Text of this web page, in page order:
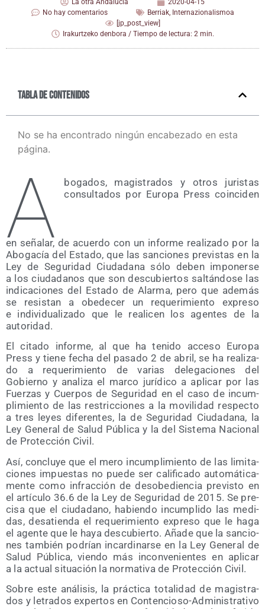
No hay comentarios
Berriak, Internazionalismoa
[jp_post_view]
Irakurtzeko denbora / Tiempo de lectura: 2 min.
Tabla de contenidos
No se ha encontrado ningún encabezado en esta
página.
A
bo­ga­dos, magis­tra­dos y otros juris­tas
con­sul­ta­dos por Euro­pa Press coin­ci­den
en seña­lar, de acuer­do con un infor­me rea­li­za­do por la
Abo­ga­cía del Esta­do, que las san­cio­nes pre­vis­tas en la
Ley de Segu­ri­dad Ciu­da­da­na sólo deben impo­ner­se
a los ciu­da­da­nos que son des­cu­bier­tos sal­tán­do­se las
indi­ca­cio­nes del Esta­do de Alar­ma, pero que ade­más
se resis­tan a obe­de­cer un reque­ri­mien­to expre­so
e indi­vi­dua­li­za­do que le reali­cen los agen­tes de la
autoridad.
El cita­do infor­me, al que ha teni­do acce­so Euro­pa
Press y tie­ne fecha del pasa­do 2 de abril, se ha rea­li­za­
do a reque­ri­mien­to de varias dele­ga­cio­nes del
Gobierno y ana­li­za el mar­co jurí­di­co a apli­car por las
Fuer­zas y Cuer­pos de Segu­ri­dad en el caso de incum­
pli­mien­to de las res­tric­cio­nes a la movi­li­dad res­pec­to
a tres leyes dife­ren­tes, la de Segu­ri­dad Ciu­da­da­na, la
Ley Gene­ral de Salud Públi­ca y la del Sis­te­ma Nacio­nal
de Pro­tec­ción Civil.
Así, con­clu­ye que el mero incum­pli­mien­to de las limi­ta­
cio­nes impues­tas no pue­de ser cali­fi­ca­do auto­má­ti­ca­
men­te como infrac­ción de des­obe­dien­cia pre­vis­to en
el artícu­lo 36.6 de la Ley de Segu­ri­dad de 2015. Se pre­
ci­sa que el ciu­da­dano, habien­do incum­pli­do las medi­
das, des­atien­da el reque­ri­mien­to expre­so que le haga
el agen­te que le haya des­cu­bier­to. Aña­de que la san­cio­
nes tam­bién podrían incar­di­nar­se en la Ley Gene­ral de
Salud Públi­ca, vien­do más incon­ve­nien­tes en apli­car
a la actual situa­ción la nor­ma­ti­va de Pro­tec­ción Civil.
Sobre este aná­li­sis, la prác­ti­ca tota­li­dad de magis­tra­
dos y letra­dos exper­tos en Con­ten­cio­so-Admi­nis­tra­ti­vo